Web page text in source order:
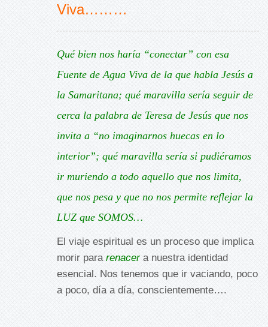
Viva………
Qué bien nos haría “conectar” con esa
Fuente de Agua Viva de la que habla Jesús a
la Samaritana; qué maravilla sería seguir de
cerca la palabra de Teresa de Jesús que nos
invita a “no imaginarnos huecas en lo
interior”; qué maravilla sería si pudiéramos
ir muriendo a todo aquello que nos limita,
que nos pesa y que no nos permite reflejar la
LUZ que SOMOS…
El viaje espiritual es un proceso que implica
morir para renacera nuestra identidad
esencial. Nos tenemos que ir vaciando, poco
a poco, día a día, conscientemente….